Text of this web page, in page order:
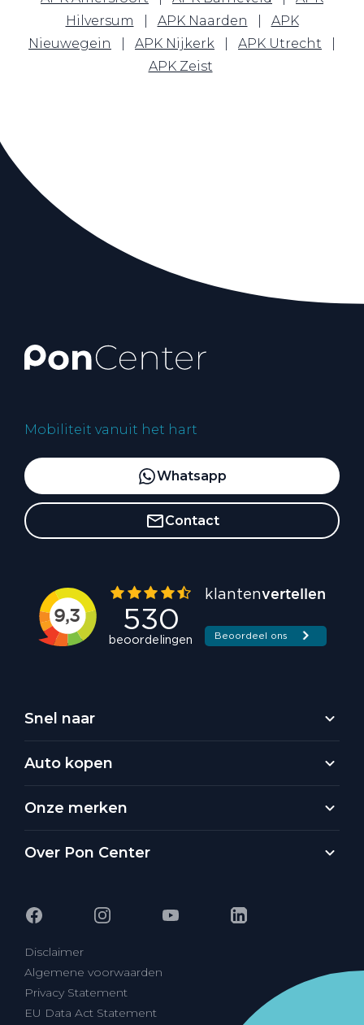
Hilversum
APK Naarden
APK
Nieuwegein
APK Nijkerk APK Utrecht
APK Zeist
Mobiliteit vanuit het hart
Whatsapp
Contact
Snel naar
Auto kopen
Onze merken
Over Pon Center
Disclaimer
Algemene voorwaarden
Privacy Statement
EU Data Act Statement